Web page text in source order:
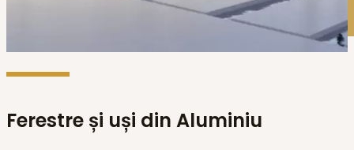
Ferestre și uși din Aluminiu